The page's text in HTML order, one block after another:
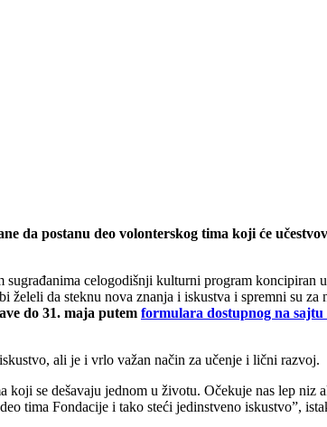
da postanu deo volonterskog tima koji će
celogodišnji kulturni program koncipiran
da steknu nova znanja i iskustva i spremni su za
do 31. maja putem formulara dostupnog na
ali je i vrlo važan način za učenje i lični razvoj.
koji se dešavaju jednom u životu. Očekuje nas lep niz
tima Fondacije i tako steći jedinstveno iskustvo”,